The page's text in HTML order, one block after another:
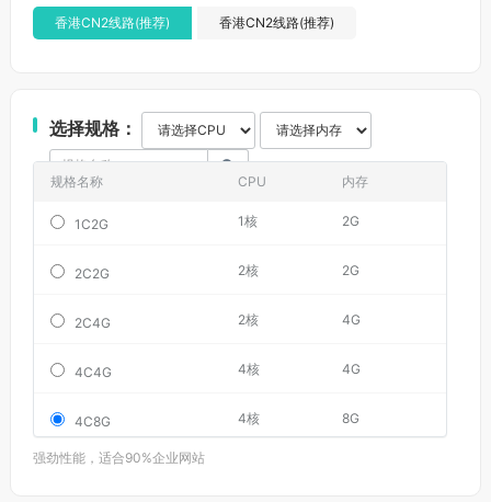
香港CN2线路(推荐) 香港CN2线路(推荐)
选择规格：
规格名称 CPU 内存
1C2G 1核 2G
2C2G 2核 2G
2C4G 2核 4G
4C4G 4核 4G
4C8G 4核 8G
强劲性能，适合90%企业网站